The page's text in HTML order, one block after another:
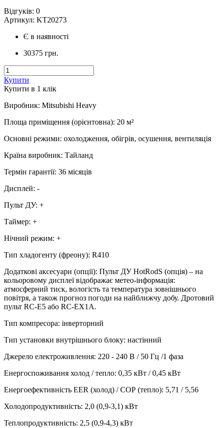
Відгуків: 0
Артикул: KT20273
Є в наявності
30375 грн.
Купити
Купити в 1 клiк
Виробник: Mitsubishi Heavy
Площа приміщення (орієнтовна): 20 м²
Основні режими: охолодження, обігрів, осушення, вентиляція
Країна виробник: Тайланд
Термін гарантії: 36 місяців
Дисплей: -
Пульт ДУ: +
Таймер: +
Нічний режим: +
Тип хладогенту (фреону): R410
Додаткові аксесуари (опції): Пульт ДУ HotRodS (опція) – на
кольоровому дисплеї відображає метео-інформація:
атмосферний тиск, вологість та температура зовнішнього
повітря, а також прогноз погоди на найближчу добу. Дротовий
пульт RC-E5 або RC-EX1A.
Тип компресора: інверторний
Тип установки внутрішнього блоку: настінний
Джерело електроживлення: 220 - 240 В / 50 Гц /1 фаза
Енергоспоживання холод / тепло: 0,35 кВт / 0,45 кВт
Енергоефективність EER (холод) / СОР (тепло): 5,71 / 5,56
Холодопродуктивність: 2,0 (0,9-3,1) кВт
Теплопродуктивність: 2,5 (0,9-4,3) кВт